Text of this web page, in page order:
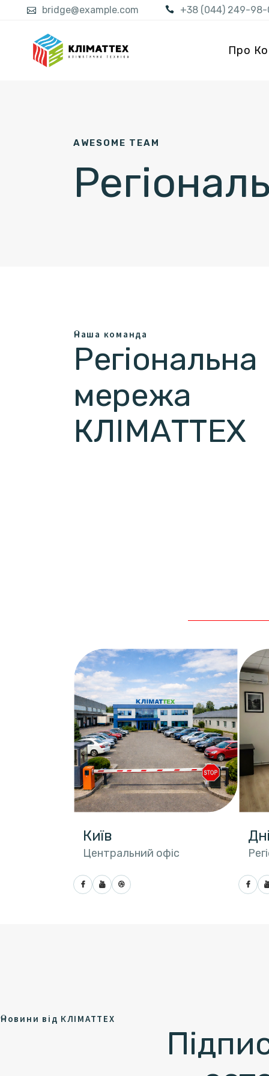
bridge@example.com +38 (044) 249-
Про
AWESOME TEAM
Наша команда
Регіональна
мережа
КЛІМАТТЕХ
Київ
Центральний офіс
Новини від КЛІМАТТЕХ